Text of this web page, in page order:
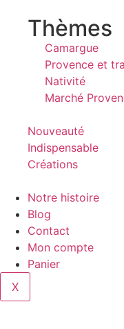
Thèmes
Camargue
Provence et
Nativité
Marché
Nouveauté
Indispensable
Créations
Notre histoire
Blog
Contact
Mon compte
Panier
X